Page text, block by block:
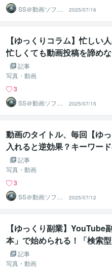
SS＠動画ソフト
ウェアエンジニ
ア
2025/07/16
【ゆっくりコラム】忙しい
忙しくても動画投稿を諦め
のための動画投稿術を解説し
記事
写真・動画
3
SS＠動画ソフト
ウェアエンジニ
ア
2025/07/15
動画のタイトル、毎回【ゆ
入れると逆効果？キーワー
すすめとクリック率に関わる
ます【ゆっくりSEO】
記事
写真・動画
3
SS＠動画ソフト
ウェアエンジニ
ア
2025/07/12
【ゆっくり副業】YouTube
本」で始められる！「検索
型」でじっくり作ってチャン
方法を解説します
記事
写真・動画